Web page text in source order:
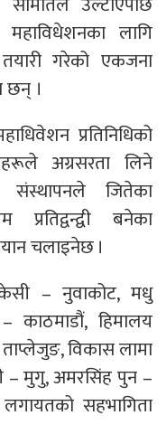
लागि
गरेको एकजना
छन् ।
प्रतिनिधिको
अग्रसरता लिने
संस्थापनले जितेका
बनेका
चलाइनेछ ।
– नुवाकोट, मधु
काठमाडौं, हिमालय
विकास लामा
– मुगु, अमरसिंह पुन –
सहभागिता